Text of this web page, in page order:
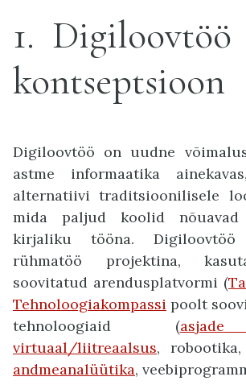
1
Digiloovtöö
kontseptsioon
Digiloovtöö on uudne
astme informaatika
alternatiivi traditsioonilisele
mida paljud koolid nõuavad
kirjaliku tööna.
rühmatöö projektina,
soovitatud arendusplatvormi (
Tehnoloogiakompassi poolt
tehnoloogiaid (
virtuaal/liitreaalsus, robootika,
andmeanalüütika,